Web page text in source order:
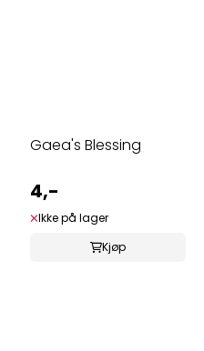
Gaea's Blessing
4,-
Ikke på lager
Kjøp